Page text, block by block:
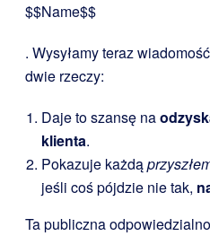
$$Name$$
. Wysyłamy teraz
dwie rzeczy:
Daje to szansę na
klienta.
Pokazuje każdą
jeśli coś pójdzie nie tak,
Ta publiczna